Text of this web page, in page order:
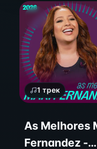
1 трек
As Melhores
Fernandez -